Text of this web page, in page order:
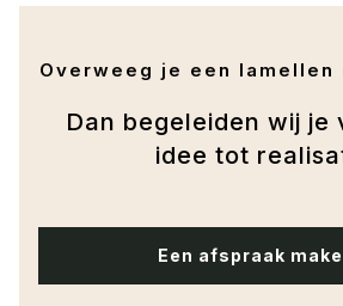
Overweeg je een lamellen
Dan begeleiden wij je
idee tot
Een afspraak